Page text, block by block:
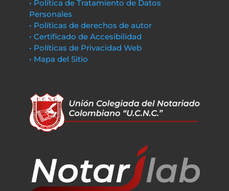
• Política de Tratamiento de Datos
Personales
• Políticas de derechos de autor
• Certificado de Accesibilidad
• Políticas de Privacidad Web
• Mapa del Sitio